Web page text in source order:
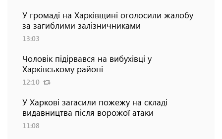
У громаді на Харківщині оголосили жалобу
за загиблими залізничниками
13:03
Чоловік підірвався на вибухівці у
Харківському районі
12:10
У Харкові загасили пожежу на складі
видавництва після ворожої атаки
11:08